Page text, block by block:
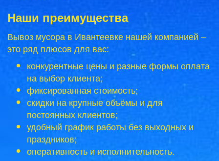
Наши преимущества
Вывоз мусора в Ивантеевке нашей компанией –
это ряд плюсов для вас:
конкурентные цены и разные формы оплата
на выбор клиента;
фиксированная стоимость;
скидки на крупные объёмы и для
постоянных клиентов;
удобный график работы без выходных и
праздников;
оперативность и исполнительность.